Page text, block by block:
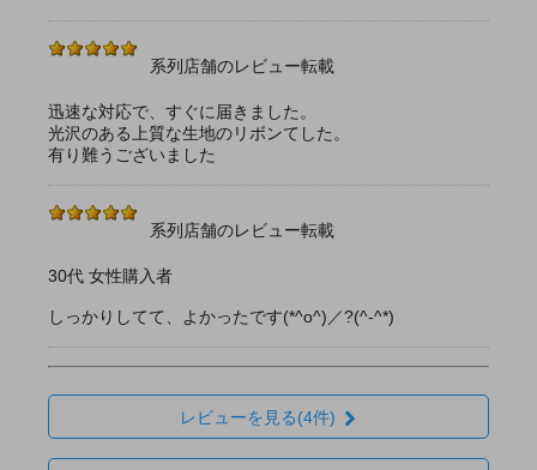
系列店舗のレビュー転載
迅速な対応で、すぐに届きました。
光沢のある上質な生地のリボンてした。
有り難うございました
系列店舗のレビュー転載
30代 女性購入者
しっかりしてて、よかったです(*^o^)／?(^-^*)
レビューを見る(4件)